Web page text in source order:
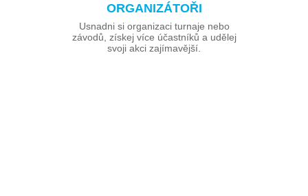
ORGANIZÁTOŘI
Usnadni si organizaci turnaje nebo
závodů, získej více účastníků a udělej
svoji akci zajímavější.